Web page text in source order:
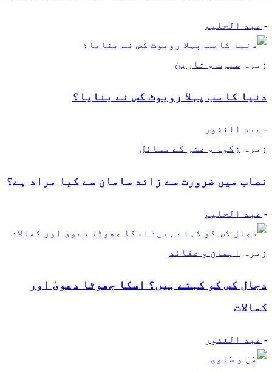
- عبد الحلیم
زمرہ سیرت و تاریخ
دنیا کا سب پہلا روبوٹ کس نے بنایا؟
- عبد الغفور
زمرہ
زکوٰۃ و عشر کے مسائل
نصاب میں ضرورت سے زائد سامان سے کیا مراد ہے؟
- عبد الحلیم
زمرہ ایمان و عقائد
دجال کس کو کہتے ہیں؟ اسکا جھوٹا دعویٰ اور
کمالات
- عبد الغفور